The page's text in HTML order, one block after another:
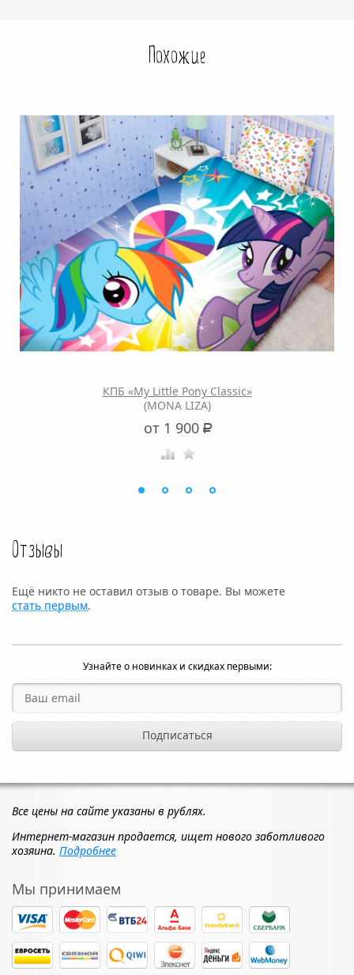
Похожие
КПБ «My Little Pony Classic»
(MONA LIZA)
от 1 900 Р
Отзывы
Ещё никто не оставил отзыв о товаре. Вы можете
стать первым.
Узнайте о новинках и скидках первыми:
Все цены на сайте указаны в рублях.
Интернет-магазин продается, ищет нового заботливого
хозяина. Подробнее
Мы принимаем